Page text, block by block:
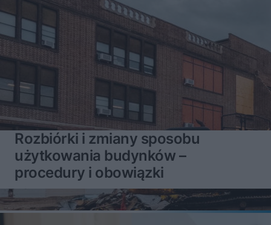
Rozbiórki i zmiany sposobu
użytkowania budynków –
procedury i obowiązki